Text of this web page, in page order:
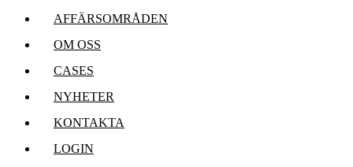
AFFÄRSOMRÅDEN
OM OSS
CASES
NYHETER
KONTAKTA
LOGIN